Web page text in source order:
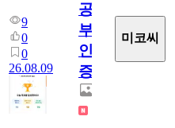
9
0
0
26.08.09
공
부
인
증
미코씨